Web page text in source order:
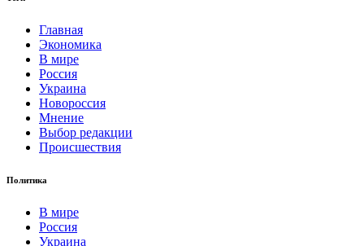
Главная
Экономика
В мире
Россия
Украина
Новороссия
Мнение
Выбор редакции
Происшествия
Политика
В мире
Россия
Украина